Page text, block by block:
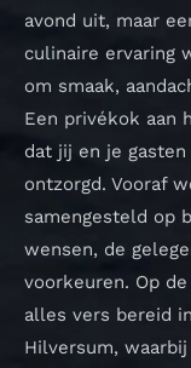
avond uit, maar
culinaire ervaring
om smaak,
Een privékok aan
dat jij en je
ontzorgd. Vooraf
samengesteld op
wensen, de
voorkeuren. Op
alles vers bereid
Hilversum,